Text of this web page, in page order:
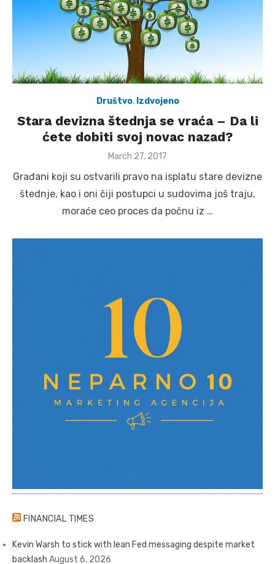
Društvo, Izdvojeno
Stara devizna štednja se vraća – Da li
ćete dobiti svoj novac nazad?
Posted
March 27, 2017
Građani koji su ostvarili pravo na isplatu stare devizne
štednje, kao i oni čiji postupci u sudovima još traju,
moraće ceo proces da počnu iz …
FINANCIAL TIMES
Kevin Warsh to stick with lean Fed messaging despite market
backlash August 6, 2026